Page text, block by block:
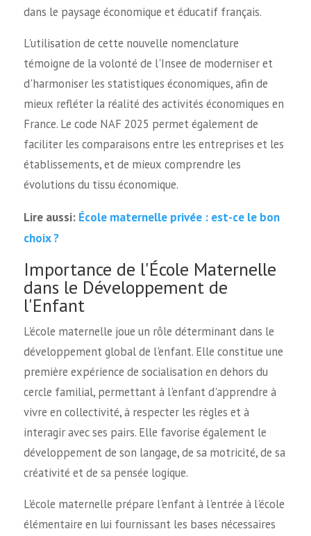
dans le paysage économique et éducatif français.
L'utilisation de cette nouvelle nomenclature
témoigne de la volonté de l'Insee de moderniser et
d'harmoniser les statistiques économiques, afin de
mieux refléter la réalité des activités économiques en
France. Le code NAF 2025 permet également de
faciliter les comparaisons entre les entreprises et les
établissements, et de mieux comprendre les
évolutions du tissu économique.
Lire aussi: École maternelle privée : est-ce le bon
choix ?
Importance de l'École Maternelle
dans le Développement de
l'Enfant
L'école maternelle joue un rôle déterminant dans le
développement global de l'enfant. Elle constitue une
première expérience de socialisation en dehors du
cercle familial, permettant à l'enfant d'apprendre à
vivre en collectivité, à respecter les règles et à
interagir avec ses pairs. Elle favorise également le
développement de son langage, de sa motricité, de sa
créativité et de sa pensée logique.
L'école maternelle prépare l'enfant à l'entrée à l'école
élémentaire en lui fournissant les bases nécessaires